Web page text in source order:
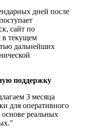
дней после
сайт по
в текущем
дальнейших
поддержку
3 месяца
для оперативного
реальных